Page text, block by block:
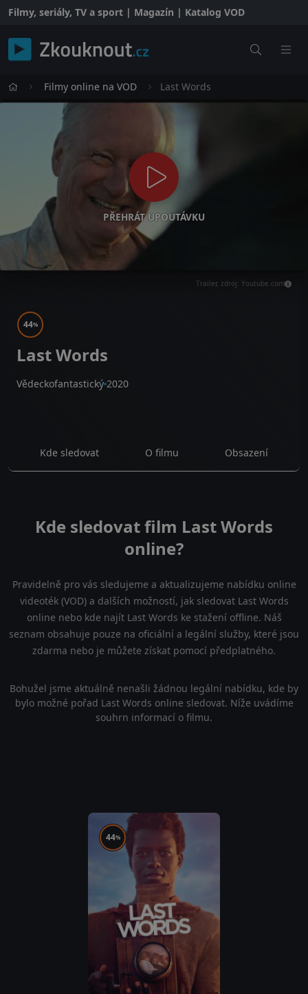
Filmy, seriály, TV a sport | Magazín | Katalog VOD
Filmy online na VOD Last Words
PŘEHRÁT UPOUTÁVKU
Trailer, zdroj: Youtube.com
44%
Last Words
Vědeckofantastický 2020
Kde sledovat O filmu Obsazení
Kde sledovat film Last Words
online?
Pravidelně pro vás sledujeme a aktualizujeme nabídku online
videoték (VOD) a dalších možností, jak sledovat Last Words
online nebo kde najít Last Words ke stažení offline. Náš
seznam obsahuje pouze na oficiální a legální služby, které jsou
zdarma nebo je můžete získat pomocí předplatného.
Bohužel jsme aktuálně nenašli žádnou legální nabídku, kde by
bylo možné pořad Last Words online sledovat. Níže uvádíme
souhrn informací o filmu.
44%